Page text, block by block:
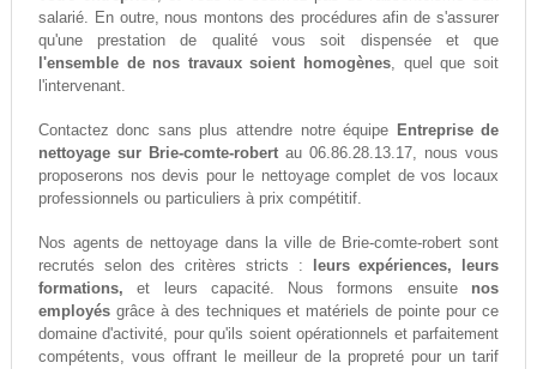
salarié. En outre, nous montons des procédures afin de s'assurer
qu'une prestation de qualité vous soit dispensée et que
l'ensemble de nos travaux soient homogènes, quel que soit
l'intervenant.
Contactez donc sans plus attendre notre équipe Entreprise de
nettoyage sur Brie-comte-robertau 06.86.28.13.17, nous vous
proposerons nos devis pour le nettoyage complet de vos locaux
professionnels ou particuliers à prix compétitif.
Nos agents de nettoyage dans la ville de Brie-comte-robert sont
recrutés selon des critères stricts :
leurs expériences, leurs
formations, et leurs capacité. Nous formons ensuite nos
employésgrâce à des techniques et matériels de pointe pour ce
domaine d'activité, pour qu'ils soient opérationnels et parfaitement
compétents, vous offrant le meilleur de la propreté pour un tarif